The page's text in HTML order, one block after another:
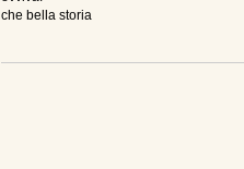
che bella storia